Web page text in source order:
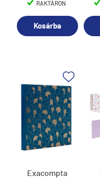
RAKTÁRON
Kosárba
Exacompta